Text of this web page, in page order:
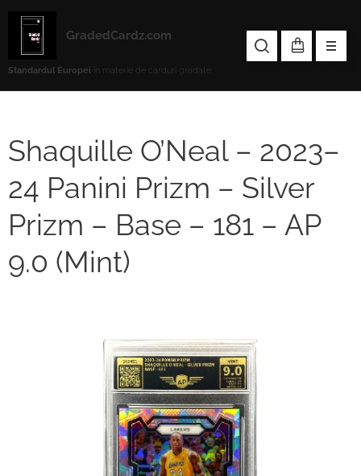
GradedCardz.com
Standardul Europei în materie de carduri gradate.
Shaquille O’Neal – 2023–
24 Panini Prizm – Silver
Prizm – Base – 181 – AP
9.0 (Mint)